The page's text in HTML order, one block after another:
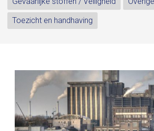
Toezicht en handhaving